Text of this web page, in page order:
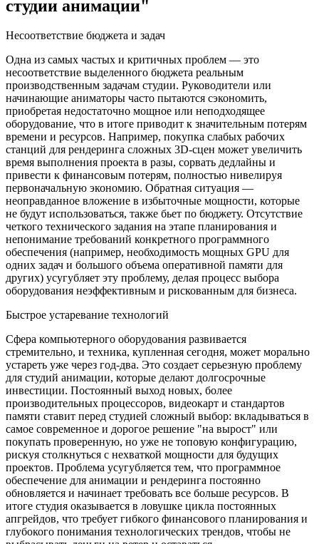
студии анимации"
Несоответствие бюджета и задач
Одна из самых частых и критичных проблем — это
несоответствие выделенного бюджета реальным
производственным задачам студии. Руководители или
начинающие аниматоры часто пытаются сэкономить,
приобретая недостаточно мощное или неподходящее
оборудование, что в итоге приводит к значительным потерям
времени и ресурсов. Например, покупка слабых рабочих
станций для рендеринга сложных 3D-сцен может увеличить
время выполнения проекта в разы, сорвать дедлайны и
привести к финансовым потерям, полностью нивелируя
первоначальную экономию. Обратная ситуация —
неоправданное вложение в избыточные мощности, которые
не будут использоваться, также бьет по бюджету. Отсутствие
четкого технического задания на этапе планирования и
непонимание требований конкретного программного
обеспечения (например, необходимость мощных GPU для
одних задач и большого объема оперативной памяти для
других) усугубляет эту проблему, делая процесс выбора
оборудования неэффективным и рискованным для бизнеса.
Быстрое устаревание технологий
Сфера компьютерного оборудования развивается
стремительно, и техника, купленная сегодня, может морально
устареть уже через год-два. Это создает серьезную проблему
для студий анимации, которые делают долгосрочные
инвестиции. Постоянный выход новых, более
производительных процессоров, видеокарт и стандартов
памяти ставит перед студией сложный выбор: вкладываться в
самое современное и дорогое решение "на вырост" или
покупать проверенную, но уже не топовую конфигурацию,
рискуя столкнуться с нехваткой мощности для будущих
проектов. Проблема усугубляется тем, что программное
обеспечение для анимации и рендеринга постоянно
обновляется и начинает требовать все больше ресурсов. В
итоге студия оказывается в ловушке цикла постоянных
апгрейдов, что требует гибкого финансового планирования и
глубокого понимания технологических трендов, чтобы не